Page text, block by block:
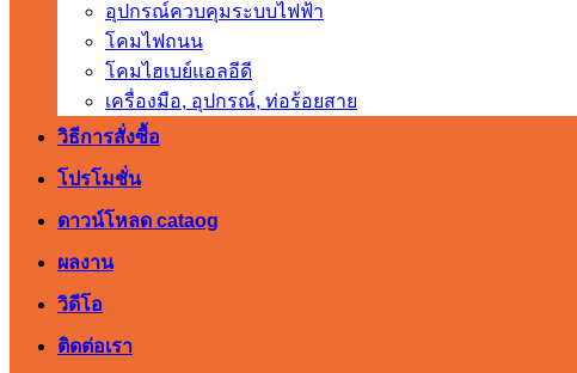
อุปกรณ์ควบคุมระบบไฟฟ้า
โคมไฟถนน
โคมไฮเบย์แอลอีดี
เครื่องมือ, อุปกรณ์, ท่อร้อยสาย
วิธีการสั่งซื้อ
โปรโมชั่น
ดาวน์โหลด cataog
ผลงาน
วิดีโอ
ติดต่อเรา